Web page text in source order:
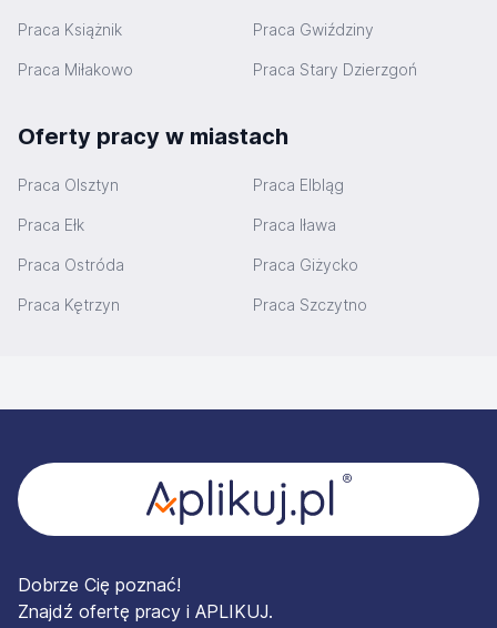
Praca Książnik Praca Gwiździny
Praca Miłakowo Praca Stary Dzierzgoń
Oferty pracy w miastach
Praca Olsztyn Praca Elbląg
Praca Ełk Praca Iława
Praca Ostróda Praca Giżycko
Praca Kętrzyn Praca Szczytno
Dobrze Cię poznać!
Znajdź ofertę pracy i APLIKUJ.